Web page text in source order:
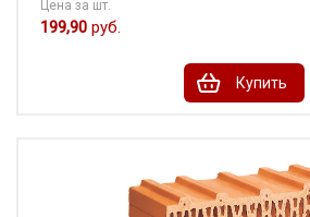
Цена за шт.
199,90 руб.
Купить